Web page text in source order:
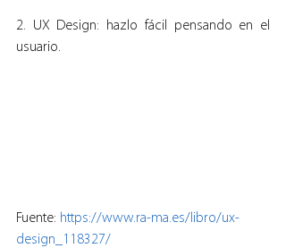
2. UX Design: hazlo fácil pensando en el
usuario.
Fuente: https://www.ra-ma.es/libro/ux-
design_118327/